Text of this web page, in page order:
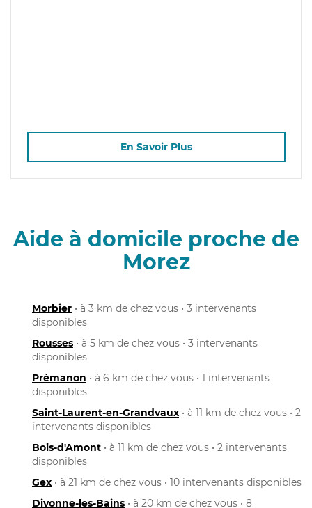
En Savoir Plus
Aide à domicile proche de
Morez
Morbier • à 3 km de chez vous • 3 intervenants
disponibles
Rousses • à 5 km de chez vous • 3 intervenants
disponibles
Prémanon • à 6 km de chez vous • 1 intervenants
disponibles
Saint-Laurent-en-Grandvaux • à 11 km de chez vous • 2
intervenants disponibles
Bois-d'Amont • à 11 km de chez vous • 2 intervenants
disponibles
Gex • à 21 km de chez vous • 10 intervenants disponibles
Divonne-les-Bains • à 20 km de chez vous • 8